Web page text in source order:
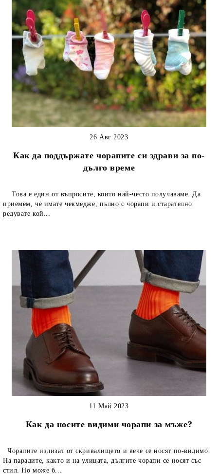
Как да поддържате чорапите си здрави за по-
дълго време
26 Авг 2023
Това е един от въпросите, които най-често получаваме. Да
приемем, че имате чекмедже, пълно с чорапи и старателно
редувате кой...
Как да носите видими чорапи за мъже?
11 Май 2023
Чорапите излизат от скривалището и вече се носят по-видимо.
На парадите, както и на улицата, дългите чорапи се носят със
стил. Но може б...